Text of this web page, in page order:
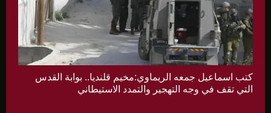
كتب اسماعيل جمعه الريماوي:مخيم قلنديا.. بوابة القدس
التي تقف في وجه التهجير والتمدد الاستيطاني